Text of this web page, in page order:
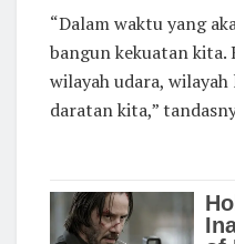
“Dalam waktu yang
bangun kekuatan
wilayah udara,
daratan kita,”